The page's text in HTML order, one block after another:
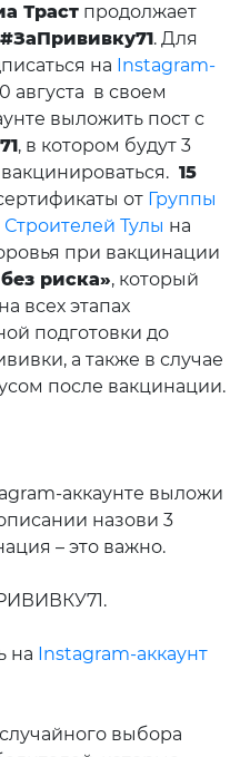
Траст продолжает
. Для
на Instagram-
августа в своем
выложить пост с
, в котором будут 3
15
от Группы
Тулы на
при вакцинации
риска», который
всех этапах
подготовки до
а также в случае
после вакцинации.
аккаунте выложи
назови 3
– это важно.
на Instagram-аккаунт
случайного выбора